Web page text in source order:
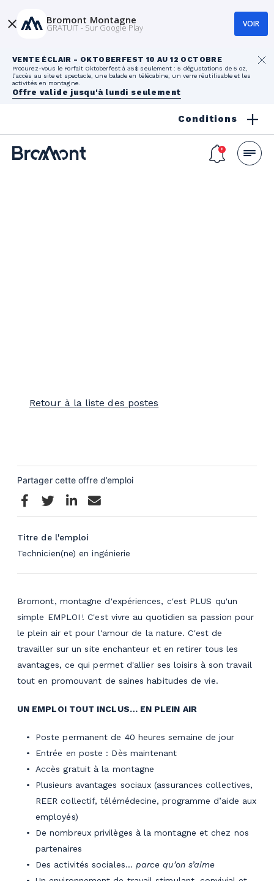
VENTE ÉCLAIR - OKTOBERFEST 10 AU 12 OCTOBRE
Procurez-vous le Forfait Oktoberfest à 35$ seulement : 5 dégustations de 5 oz,
l’accès au site et spectacle, une balade en télécabine, un verre réutilisable et les
activités en montagne.
Offre valide jusqu'à lundi seulement
Conditions
Retour à la liste des postes
Titre de l'emploi
Technicien(ne) en ingénierie
Bromont, montagne d'expériences, c'est PLUS qu'un
simple EMPLOI ! C'est vivre au quotidien sa passion pour
le plein air et pour l'amour de la nature. C'est de
travailler sur un site enchanteur et en retirer tous les
avantages, ce qui permet d'allier ses loisirs à son travail
tout en promouvant de saines habitudes de vie.
UN EMPLOI TOUT INCLUS… EN PLEIN AIR
Poste permanent de 40 heures semaine de jour
Entrée en poste : Dès maintenant
Accès gratuit à la montagne
Plusieurs avantages sociaux (assurances collectives,
REER collectif, télémédecine, programme d’aide aux
employés)
De nombreux privilèges à la montagne et chez nos
partenaires
Des activités sociales… parce qu’on s’aime
Bromont Montagne
GRATUIT - Sur Google Play VOIR